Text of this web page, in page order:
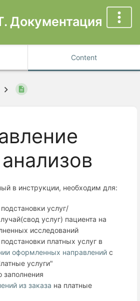
Документация
Content
в инструкции, необходим для:
услуг/
услуг) пациента на
исследований
платных услуг в
оформленных направлений с
услуги"
заполнения
из заказа на платные